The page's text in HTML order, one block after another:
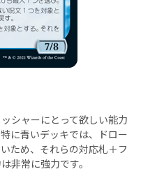
シャーにとって欲しい能力
に青いデッキでは、ドロー
ため、それらの対応札＋フ
非常に強力です。